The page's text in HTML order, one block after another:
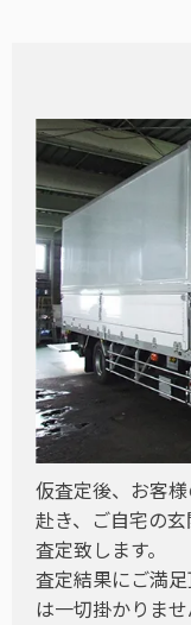
仮査定後、お客
赴き、ご自宅の
査定致します。
査定結果にご満
は一切掛かりませ